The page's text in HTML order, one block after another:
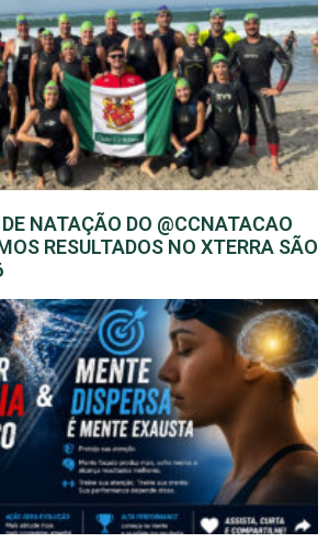
NATAÇÃO DO @CCNATACAO
RESULTADOS NO XTERRA SÃO